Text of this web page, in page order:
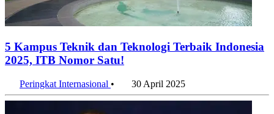
5 Kampus Teknik dan Teknologi Terbaik Indonesia
2025, ITB Nomor Satu!
Peringkat Internasional • 30 April 2025